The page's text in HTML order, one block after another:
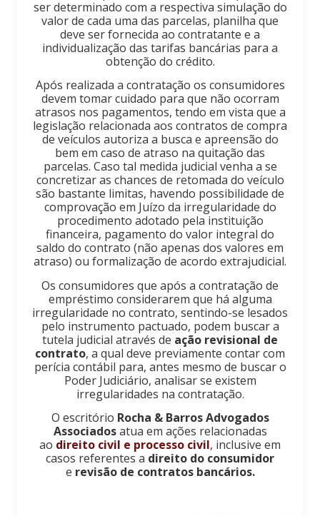
ser determinado com a respectiva simulação do
valor de cada uma das parcelas, planilha que
deve ser fornecida ao contratante e a
individualização das tarifas bancárias para a
obtenção do crédito.
Após realizada a contratação os consumidores
devem tomar cuidado para que não ocorram
atrasos nos pagamentos, tendo em vista que a
legislação relacionada aos contratos de compra
de veículos autoriza a busca e apreensão do
bem em caso de atraso na quitação das
parcelas. Caso tal medida judicial venha a se
concretizar as chances de retomada do veículo
são bastante limitas, havendo possibilidade de
comprovação em Juízo da irregularidade do
procedimento adotado pela instituição
financeira, pagamento do valor integral do
saldo do contrato (não apenas dos valores em
atraso) ou formalização de acordo extrajudicial.
Os consumidores que após a contratação de
empréstimo considerarem que há alguma
irregularidade no contrato, sentindo-se lesados
pelo instrumento pactuado, podem buscar a
tutela judicial através de ação revisional de
contrato, a qual deve previamente contar com
perícia contábil para, antes mesmo de buscar o
Poder Judiciário, analisar se existem
irregularidades na contratação.
O escritório Rocha & Barros Advogados
Associadosatua em ações relacionadas
ao direito civil e processo civil, inclusive em
casos referentes a direito do consumidor
e revisão de contratos bancários.